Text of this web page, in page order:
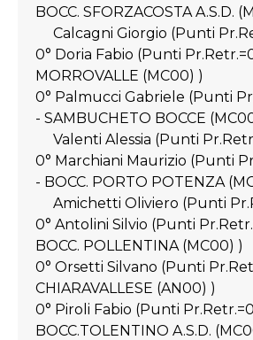
BOCC. SFORZACOSTA A.S.D.
Calcagni Giorgio (Punti
0° Doria Fabio (Punti
MORROVALLE (MC00) )
0° Palmucci Gabriele (Punti
- SAMBUCHETO BOCCE
Valenti Alessia (Punti
0° Marchiani Maurizio (Punti
- BOCC. PORTO POTENZA
Amichetti Oliviero (Punti
0° Antolini Silvio (Punti
BOCC. POLLENTINA (MC00) )
0° Orsetti Silvano (Punti
CHIARAVALLESE (AN00) )
0° Piroli Fabio (Punti
BOCC.TOLENTINO A.S.D.